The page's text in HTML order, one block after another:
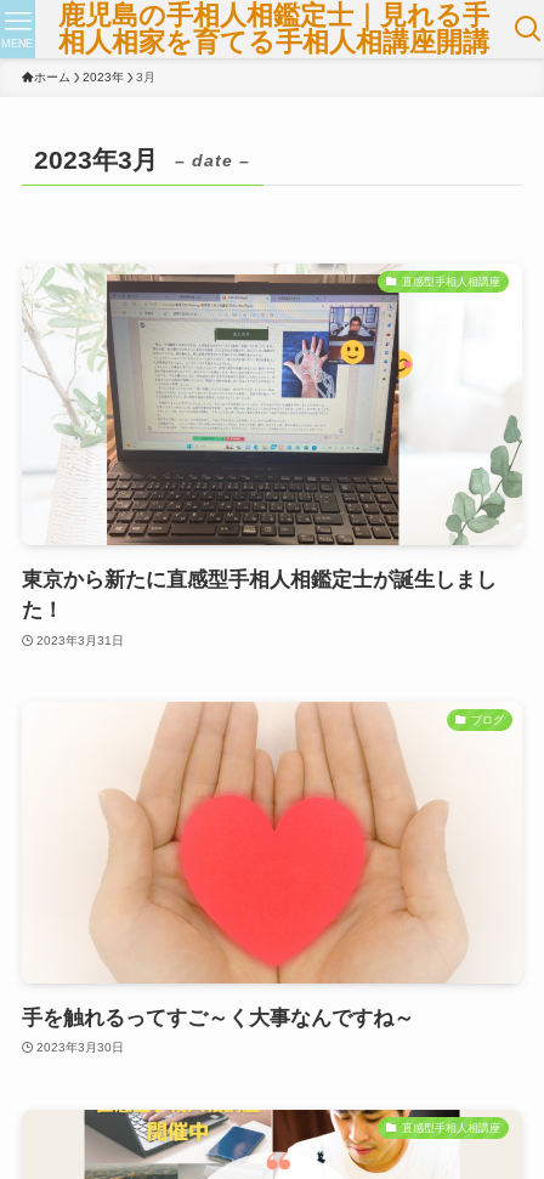
鹿児島の手相人相鑑定士｜見れる手
相人相家を育てる手相人相講座開講
MENE
ホーム 2023年 3月
2023年3月 – date –
直感型手相人相講座
東京から新たに直感型手相人相鑑定士が誕生しまし
た！
2023年3月31日
ブログ
手を触れるってすご～く大事なんですね～
2023年3月30日
直感型手相人相講座